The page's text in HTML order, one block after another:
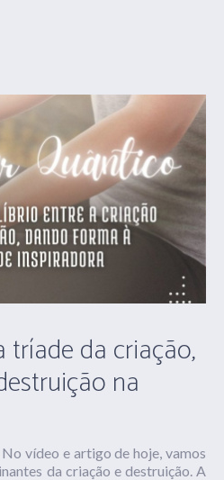
tríade da criação,
na
vídeo e artigo de hoje, vamos
da criação e destruição. A